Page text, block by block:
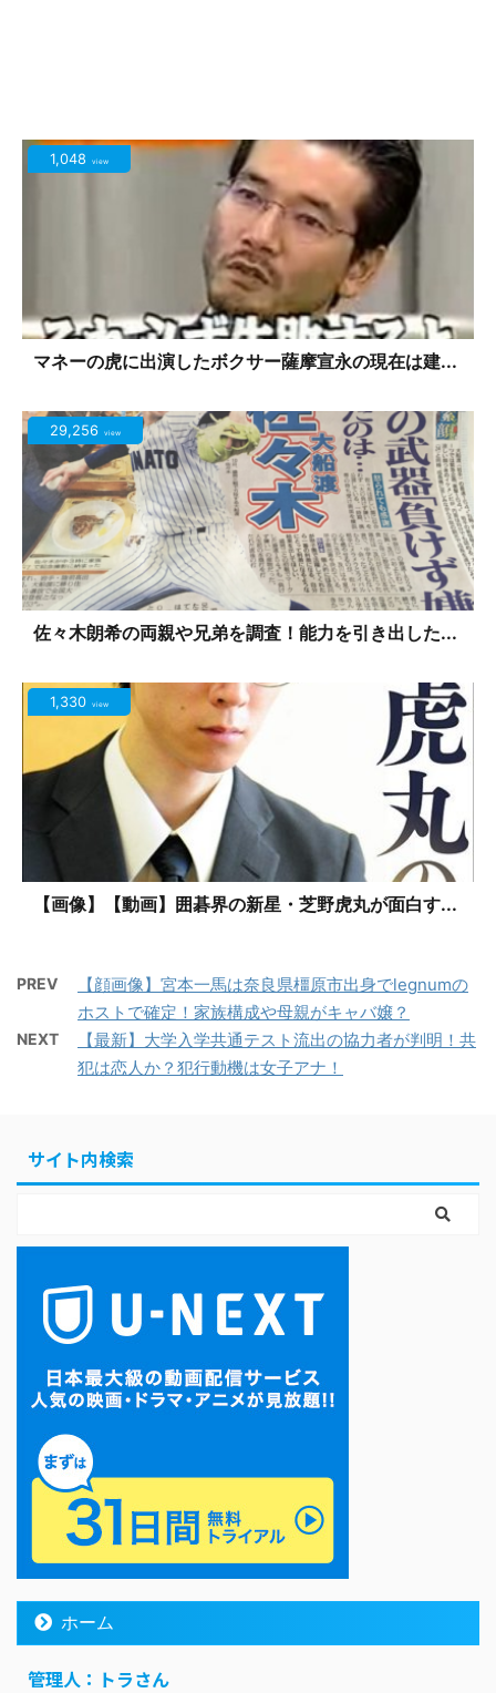
1,048 view
マネーの虎に出演したボクサー薩摩宣永の現在は建...
29,256 view
佐々木朗希の両親や兄弟を調査！能力を引き出した...
1,330 view
【画像】【動画】囲碁界の新星・芝野虎丸が面白す...
PREV
【顔画像】宮本一馬は奈良県橿原市出身でlegnumの
ホストで確定！家族構成や母親がキャバ嬢？
NEXT
【最新】大学入学共通テスト流出の協力者が判明！共
犯は恋人か？犯行動機は女子アナ！
サイト内検索
ホーム
管理人：トラさん